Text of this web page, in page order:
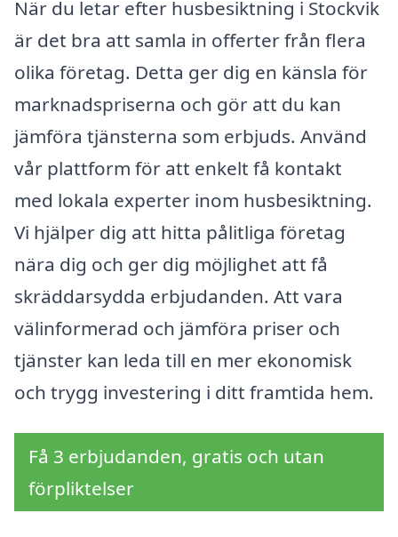
När du letar efter husbesiktning i Stockvik
är det bra att samla in offerter från flera
olika företag. Detta ger dig en känsla för
marknadspriserna och gör att du kan
jämföra tjänsterna som erbjuds. Använd
vår plattform för att enkelt få kontakt
med lokala experter inom husbesiktning.
Vi hjälper dig att hitta pålitliga företag
nära dig och ger dig möjlighet att få
skräddarsydda erbjudanden. Att vara
välinformerad och jämföra priser och
tjänster kan leda till en mer ekonomisk
och trygg investering i ditt framtida hem.
Få 3 erbjudanden, gratis och utan
förpliktelser